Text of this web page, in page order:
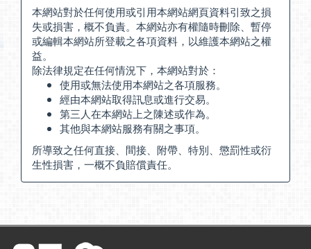
本網站對於任何使用或引用本網站網頁資料引致之損
失或損害，概不負責。本網站亦有權隨時刪除、暫停
或編輯本網站所登載之各項資料，以維護本網站之權
益。
除法律規定在任何情況下，本網站對於：
使用或無法使用本網站之各項服務。
經由本網站取得訊息或進行交易。
第三人在本網站上之陳述或作為。
其他與本網站服務有關之事項。
所導致之任何直接、間接、附帶、特別、懲罰性或衍
生性損害，一概不負賠償責任。